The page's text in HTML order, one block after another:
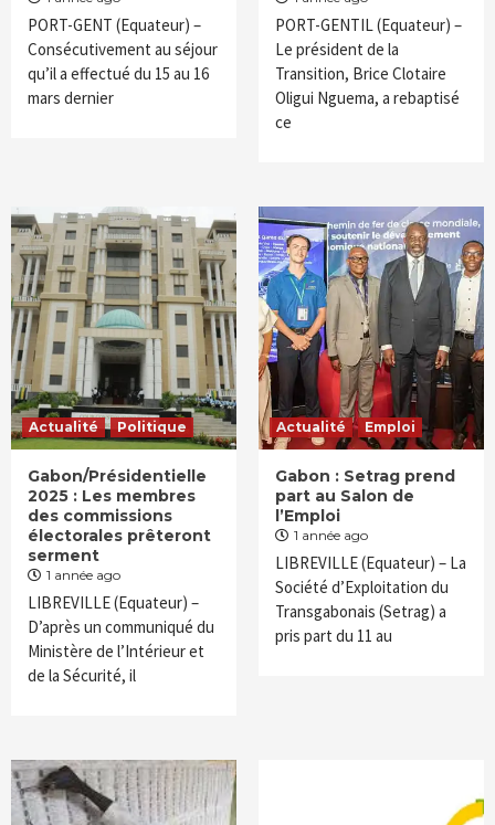
PORT-GENT (Equateur) –
Consécutivement au séjour
qu’il a effectué du 15 au 16
mars dernier
PORT-GENTIL (Equateur) –
Le président de la
Transition, Brice Clotaire
Oligui Nguema, a rebaptisé
ce
Actualité Politique
Gabon/Présidentielle
2025 : Les membres
des commissions
électorales prêteront
serment
1 année ago
LIBREVILLE (Equateur) –
D’après un communiqué du
Ministère de l’Intérieur et
de la Sécurité, il
Actualité Emploi
Gabon : Setrag prend
part au Salon de
l’Emploi
1 année ago
LIBREVILLE (Equateur) – La
Société d’Exploitation du
Transgabonais (Setrag) a
pris part du 11 au